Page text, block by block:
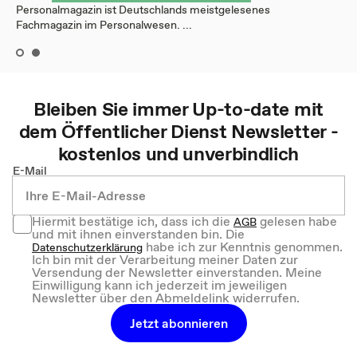
Personalmagazin ist Deutschlands meistgelesenes
Fachmagazin im Personalwesen. ...
Bleiben Sie immer Up-to-date mit
dem Öffentlicher Dienst Newsletter -
kostenlos und unverbindlich
E-Mail
Hiermit bestätige ich, dass ich dieAGBgelesen habe
und mit ihnen einverstanden bin. Die
Datenschutzerklärung habe ich zur Kenntnis genommen.
Ich bin mit der Verarbeitung meiner Daten zur
Versendung der Newsletter einverstanden. Meine
Einwilligung kann ich jederzeit im jeweiligen
Newsletter über den Abmeldelink widerrufen.
Jetzt abonnieren